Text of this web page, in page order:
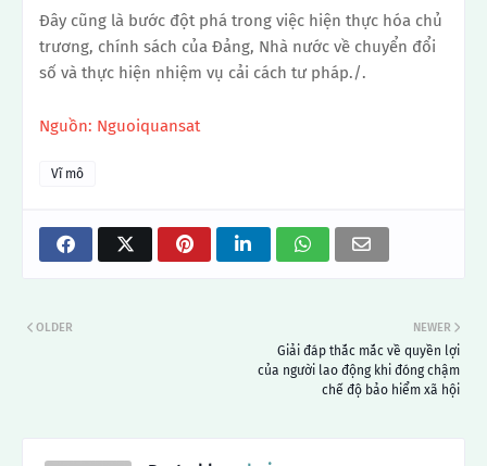
Đây cũng là bước đột phá trong việc hiện thực hóa chủ
trương, chính sách của Đảng, Nhà nước về chuyển đổi
số và thực hiện nhiệm vụ cải cách tư pháp./.
Nguồn: Nguoiquansat
Vĩ mô
NEWER
Giải đáp thắc mắc về quyền lợi
của người lao động khi đóng chậm
chế độ bảo hiểm xã hội
OLDER